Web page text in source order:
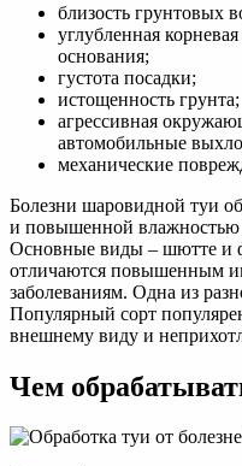
близость грунтовых
углубленная
основания;
густота посадки;
истощенность грунта;
агрессивная
автомобильные
механические
Болезни шаровидной туи
и повышенной влажностью
Основные виды – шютте и
отличаются повышенным
заболеваниям. Одна из
Популярный сорт
внешнему виду и
Чем